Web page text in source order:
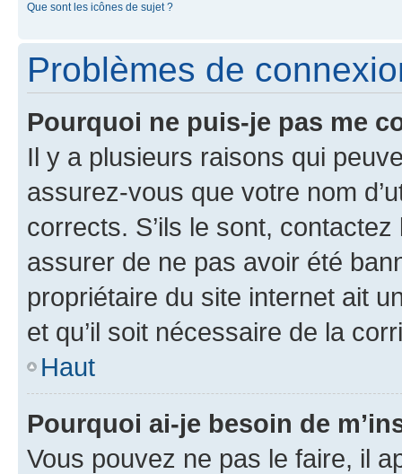
Que sont les icônes de sujet ?
Problèmes de
Pourquoi ne puis-je pas me
Il y a plusieurs raisons qui
assurez-vous que votre nom
corrects. S’ils le sont,
assurer de ne pas avoir été
propriétaire du site internet ait
et qu’il soit nécessaire de la
Haut
Pourquoi ai-je besoin de
Vous pouvez ne pas le faire, il